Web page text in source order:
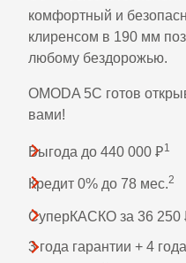
комфортный и
клиренсом в 190 мм
любому бездорожью.
OMODA 5C готов
вами!
Выгода до 440 000 Ꝑ1
Кредит 0% до 78 мес.2
СуперКАСКО за 36 250
3 года гарантии + 4